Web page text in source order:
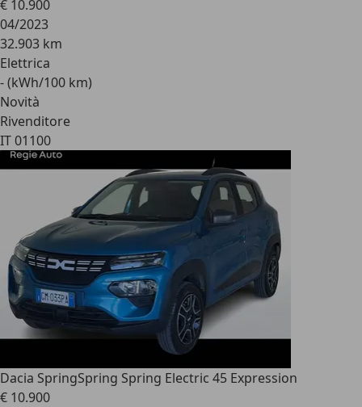
€ 10.900
04/2023
32.903 km
Elettrica
- (kWh/100 km)
Novità
Rivenditore
IT 01100
Dacia SpringSpring Spring Electric 45 Expression
€ 10.900